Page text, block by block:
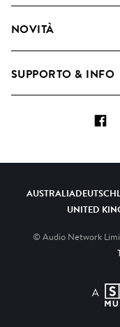
Come utilizziamo
NOVITÀ
SUPPORTO & INFO
AUSTRALIA
UNITED
© Audio Network